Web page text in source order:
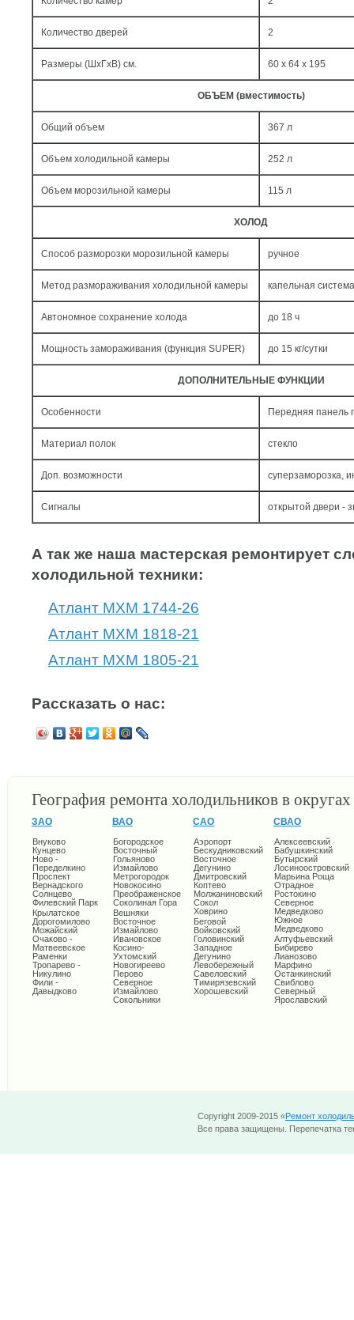
Количество дверей 2
Размеры (ШxГxВ) см. 60 x 64 x 195
ОБЪЕМ (вместимость)
Общий объем 367 л
Объем холодильной камеры 252 л
Объем морозильной камеры 115 л
ХОЛОД
Способ разморозки морозильной камеры ручное
Метод размораживания холодильной камеры капельная система
Автономное сохранение холода до 18 ч
Мощность замораживания (функция SUPER) до 15 кг/cутки
ДОПОЛНИТЕЛЬНЫЕ ФУНКЦИИ
Особенности Передняя панель
Материал полок стекло
Доп. возможности суперзаморозка,
Сигналы открытой двери -
А так же наша мастерская ремонтирует
холодильной техники:
Атлант МХМ 1744-26
Атлант МХМ 1818-21
Атлант МХМ 1805-21
Рассказать о нас:
География ремонта холодильников в
ЗАО
Внуково
Кунцево
Ново -
Переделкино
Проспект
Вернадского
Солнцево
Филевский Парк
Крылатское
Дорогомилово
Можайский
Очаково -
Матвеевское
Раменки
Тропарево -
Никулино
Фили -
Давыдково
ВАО
Богородское
Восточный
Гольяново
Измайлово
Метрогородок
Новокосино
Преображенское
Соколиная Гора
Вешняки
Восточное
Измайлово
Ивановское
Косино-
Ухтомский
Новогиреево
Перово
Северное
Измайлово
Сокольники
САО
Аэропорт
Бескудниковский
Восточное
Дегунино
Дмитровский
Коптево
Молжаниновский
Сокол
Ховрино
Беговой
Войковский
Головинский
Западное
Дегунино
Левобережный
Савеловский
Тимирязевский
Хорошевский
СВАО
Алексеевский
Бабушкинский
Бутырский
Лосиноостровский
Марьина Роща
Отрадное
Ростокино
Северное
Медведково
Южное
Медведково
Алтуфьевский
Бибирево
Лианозово
Марфино
Останкинский
Свиблово
Северный
Ярославский
Copyright 2009-2015 «Ремонт
Все права защищены. Перепечатка